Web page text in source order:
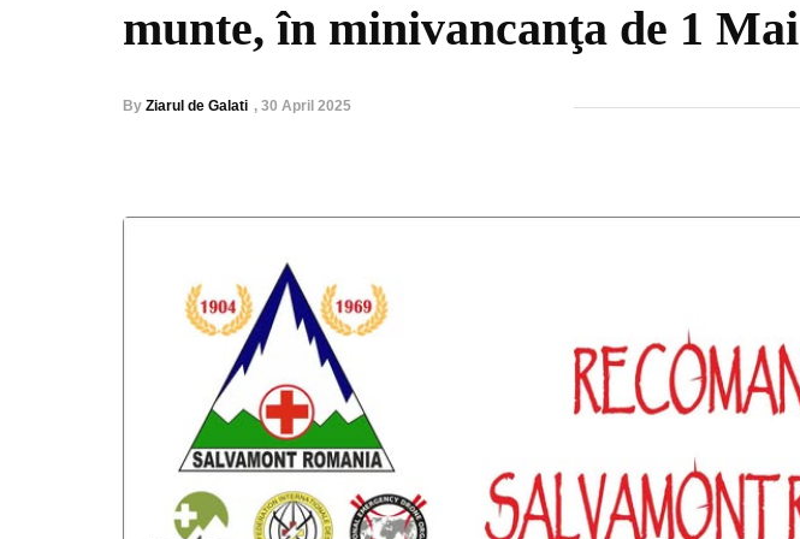
munte, în minivancanţa de 1 Mai
By Ziarul de Galati , 30 April 2025